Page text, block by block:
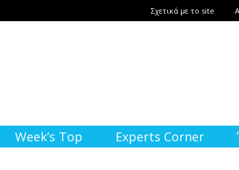
Σχετικά με το site
Week’s Top Experts Corner